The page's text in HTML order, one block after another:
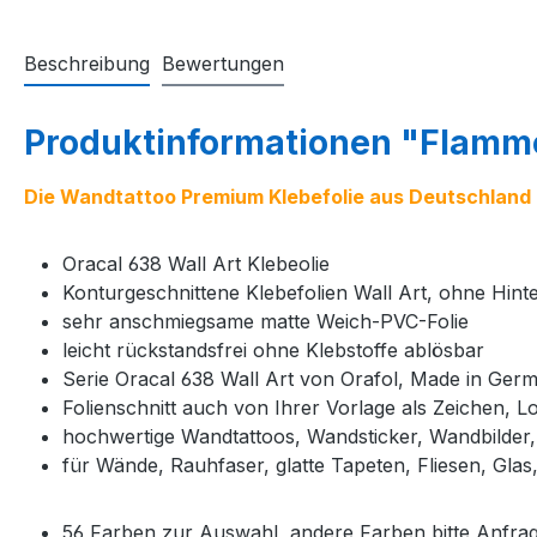
Beschreibung Bewertungen
Produktinformationen
Die Wandtattoo Premium Klebefolie aus Deutschland
Oracal 638 Wall Art Klebeolie
Konturgeschnittene Klebefolien Wall Art, ohne
sehr anschmiegsame matte Weich-PVC-Folie
leicht rückstandsfrei ohne Klebstoffe ablösbar
Serie Oracal 638 Wall Art von Orafol, Made in
Folienschnitt auch von Ihrer Vorlage als Zeichen,
hochwertige Wandtattoos, Wandsticker,
für Wände, Rauhfaser, glatte Tapeten, Fliesen,
56 Farben zur Auswahl, andere Farben bitte